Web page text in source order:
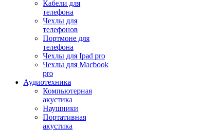
Кабели для
телефона
Чехлы для
телефонов
Портмоне для
телефона
Чехлы для Ipad pro
Чехлы для Macbook
pro
Аудиотехника
Компьютерная
акустика
Наушники
Портативная
акустика